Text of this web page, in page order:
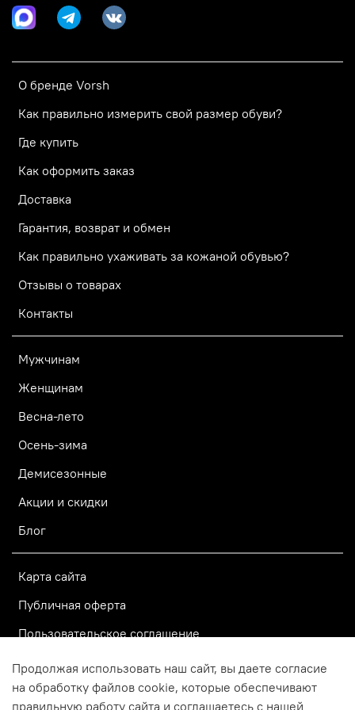
О бренде Vorsh
Как правильно измерить свой размер обуви?
Где купить
Как оформить заказ
Доставка
Гарантия, возврат и обмен
Как правильно ухаживать за кожаной обувью?
Отзывы о товарах
Контакты
Мужчинам
Женщинам
Весна-лето
Осень-зима
Демисезонные
Акции и скидки
Блог
Карта сайта
Публичная оферта
Пользовательское соглашение
Политика конфиденциальности
Продолжая использовать наш сайт, вы даете согласие
на обработку файлов cookie, которые обеспечивают
правильную работу сайта и соглашаетесь с нашей